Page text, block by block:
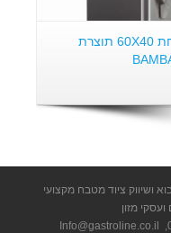
חצי מקרר חצי מקפיא דלת אחת 60X40 תוצרת
ושיווק ציוד מטבח מקצועי
מזון
Info@gastroline.co.il